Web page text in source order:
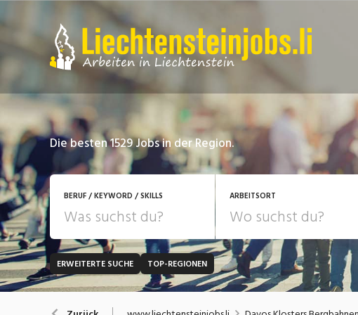
Die besten 1529 Jobs in der Region.
BERUF / KEYWORD / SKILLS ARBEITSORT
JOB-TYP
Festanstellung
Bank, Versicherung Bau,
ERWEITERTE SUCHE TOP-REGIONEN